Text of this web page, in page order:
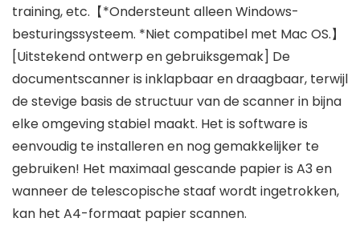
training, etc.【*Ondersteunt alleen Windows-
besturingssysteem. *Niet compatibel met Mac OS.】
[Uitstekend ontwerp en gebruiksgemak] De
documentscanner is inklapbaar en draagbaar, terwijl
de stevige basis de structuur van de scanner in bijna
elke omgeving stabiel maakt. Het is software is
eenvoudig te installeren en nog gemakkelijker te
gebruiken! Het maximaal gescande papier is A3 en
wanneer de telescopische staaf wordt ingetrokken,
kan het A4-formaat papier scannen.